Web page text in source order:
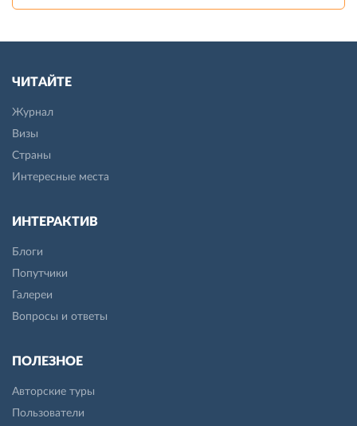
ЧИТАЙТЕ
Журнал
Визы
Страны
Интересные места
ИНТЕРАКТИВ
Блоги
Попутчики
Галереи
Вопросы и ответы
ПОЛЕЗНОЕ
Авторские туры
Пользователи